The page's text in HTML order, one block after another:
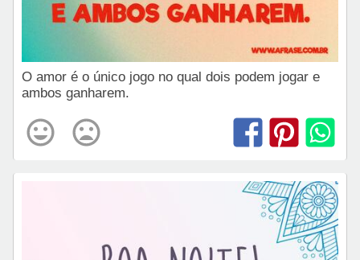
O amor é o único jogo no qual dois podem jogar e
ambos ganharem.